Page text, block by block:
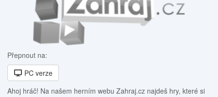
Přepnout na:
PC verze
Ahoj hráč! Na našem herním webu Zahraj.cz najdeš hry, které si